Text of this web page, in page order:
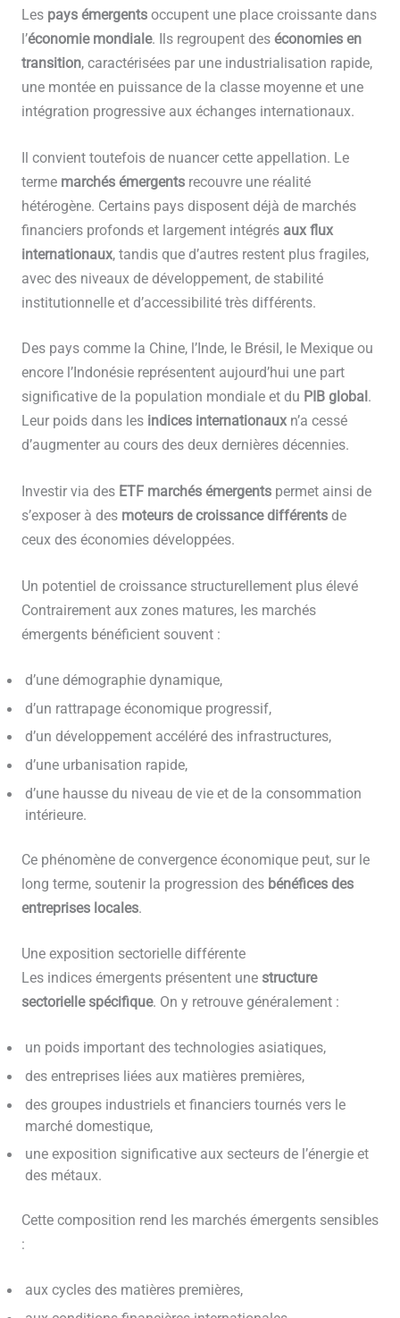
Les pays émergentsoccupent une place croissante dans
l’économie mondiale. Ils regroupent des économies en
transition, caractérisées par une industrialisation rapide,
une montée en puissance de la classe moyenne et une
intégration progressive aux échanges internationaux.
Il convient toutefois de nuancer cette appellation. Le
terme marchés émergentsrecouvre une réalité
hétérogène. Certains pays disposent déjà de marchés
financiers profonds et largement intégrés aux flux
internationaux, tandis que d’autres restent plus fragiles,
avec des niveaux de développement, de stabilité
institutionnelle et d’accessibilité très différents.
Des pays comme la Chine, l’Inde, le Brésil, le Mexique ou
encore l’Indonésie représentent aujourd’hui une part
significative de la population mondiale et du PIB global .
Leur poids dans les indices internationauxn’a cessé
d’augmenter au cours des deux dernières décennies.
Investir via des ETF marchés émergentspermet ainsi de
s’exposer à des moteurs de croissance différentsde
ceux des économies développées.
Un potentiel de croissance structurellement plus élevé
Contrairement aux zones matures, les marchés
émergents bénéficient souvent :
d’une démographie dynamique,
d’un rattrapage économique progressif,
d’un développement accéléré des infrastructures,
d’une urbanisation rapide,
d’une hausse du niveau de vie et de la consommation
intérieure.
Ce phénomène de convergence économique peut, sur le
long terme, soutenir la progression des bénéfices des
entreprises locales.
Une exposition sectorielle différente
Les indices émergents présentent une structure
sectorielle spécifique. On y retrouve généralement :
un poids important des technologies asiatiques,
des entreprises liées aux matières premières,
des groupes industriels et financiers tournés vers le
marché domestique,
une exposition significative aux secteurs de l’énergie et
des métaux.
Cette composition rend les marchés émergents sensibles
:
aux cycles des matières premières,